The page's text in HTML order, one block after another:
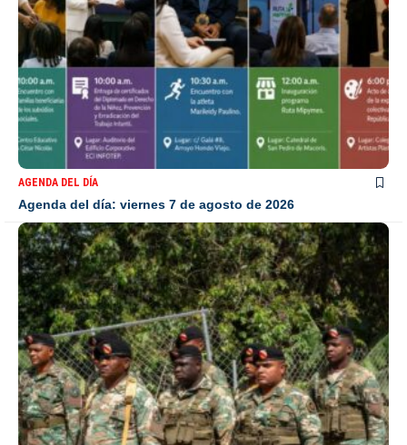
AGENDA DEL DÍA
Agenda del día: viernes 7 de agosto de 2026